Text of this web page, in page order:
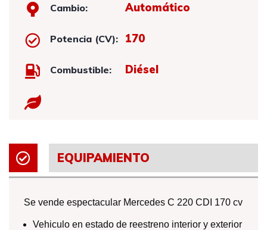
Cambio: Automático
Potencia (CV): 170
Combustible: Diésel
EQUIPAMIENTO
Se vende espectacular Mercedes C 220 CDI 170 cv
Vehiculo en estado de reestreno interior y exterior